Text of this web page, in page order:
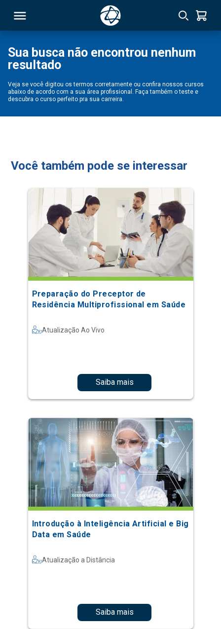
Sua busca não encontrou nenhum
resultado
Veja se você digitou os termos corretamente ou confira nossos cursos
abaixo de acordo com a sua área profissional. Faça também o teste e
descubra o curso perfeito pra sua carreira.
Você também pode se interessar
Preparação do Preceptor de
Residência Multiprofissional em Saúde
Atualização Ao Vivo
Saiba mais
Introdução à Inteligência Artificial e Big
Data em Saúde
Atualização a Distância
Saiba mais